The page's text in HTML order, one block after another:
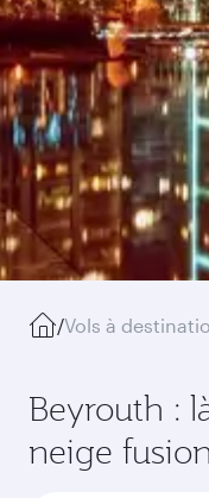
/Vols à
Beyrouth :
neige